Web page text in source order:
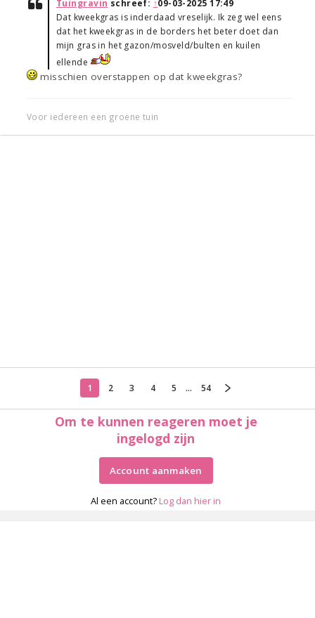
Tuingravin schreef: ↑09-03-2025 17:49
Dat kweekgras is inderdaad vreselijk. Ik zeg wel eens
dat het kweekgras in de borders het beter doet dan
mijn gras in het gazon/mosveld/bulten en kuilen
ellende
misschien overstappen op dat kweekgras?
Voor iedereen een groene tuin
1 2 3 4 5 ... 54
Om te kunnen reageren moet je
ingelogd zijn
Account aanmaken
Al een account? Log dan hier in